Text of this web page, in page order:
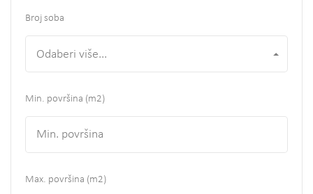
Broj soba
Odaberi više...
Min. površina (m2)
Max. površina (m2)